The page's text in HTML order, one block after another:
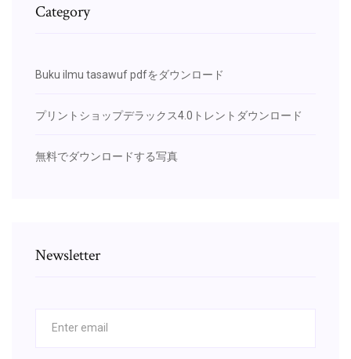
Category
Buku ilmu tasawuf pdfをダウンロード
プリントショップデラックス4.0トレントダウンロード
無料でダウンロードする写真
Newsletter